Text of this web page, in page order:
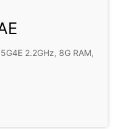
2.2GHz, 8G RAM,